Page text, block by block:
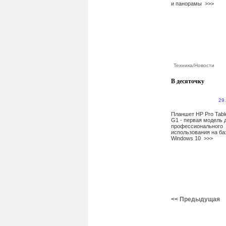
и панорамы >>>
Техника/Новости
В десяточку
Планшет HP Pro
G1 - первая модель
профессионального
использования на
Windows 10 >>>
<< Предыдущая